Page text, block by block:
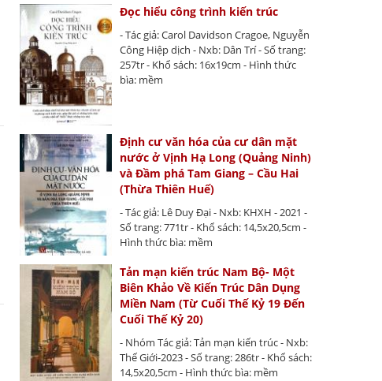
Đọc hiểu công trình kiến trúc
- Tác giả: Carol Davidson Cragoe, Nguyễn
Công Hiệp dịch - Nxb: Dân Trí - Số trang:
257tr - Khổ sách: 16x19cm - Hình thức
bìa: mềm
Định cư văn hóa của cư dân mặt
nước ở Vịnh Hạ Long (Quảng Ninh)
và Đầm phá Tam Giang – Cầu Hai
(Thừa Thiên Huế)
- Tác giả: Lê Duy Đại - Nxb: KHXH - 2021 -
Số trang: 771tr - Khổ sách: 14,5x20,5cm -
Hình thức bìa: mềm
Tản mạn kiến trúc Nam Bộ- Một
Biên Khảo Về Kiến Trúc Dân Dụng
Miền Nam (Từ Cuối Thế Kỷ 19 Đến
Cuối Thế Kỷ 20)
- Nhóm Tác giả: Tản mạn kiến trúc - Nxb:
Thế Giới-2023 - Số trang: 286tr - Khổ sách:
14,5x20,5cm - Hình thức bìa: mềm